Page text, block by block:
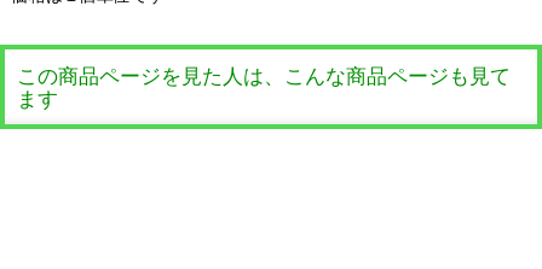
この商品ページを見た人は、こんな商品ページも見て
ます